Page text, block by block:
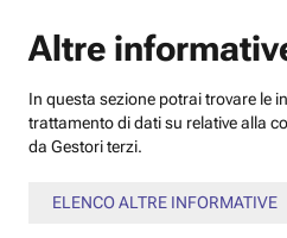
Altre
In questa sezione potrai trovare le
trattamento di dati su relative alla
da Gestori terzi.
ELENCO ALTRE INFORMATIVE